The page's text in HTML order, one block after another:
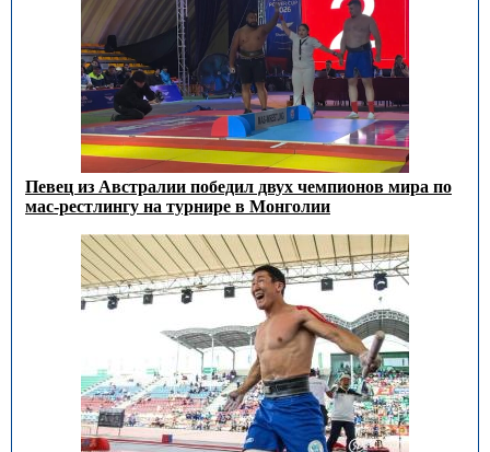
Певец из Австралии победил двух чемпионов мира по
мас-рестлингу на турнире в Монголии